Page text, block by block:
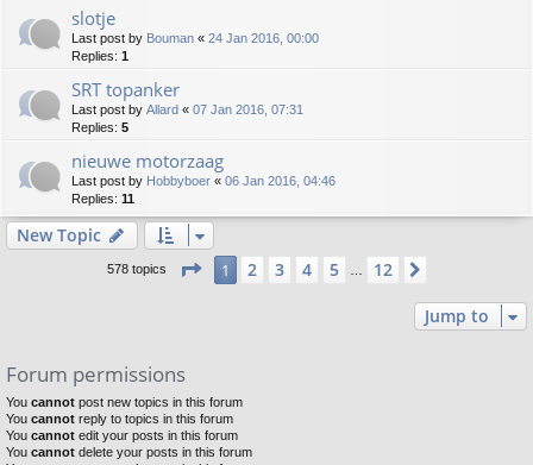
slotje
Last post by Bouman « 24 Jan 2016, 00:00
Replies: 1
SRT topanker
Last post by Allard « 07 Jan 2016, 07:31
Replies: 5
nieuwe motorzaag
Last post by Hobbyboer « 06 Jan 2016, 04:46
Replies: 11
New Topic
578 topics Page 1of12
1 2 3 4 5 12
Jump to
Forum permissions
You cannot post new topics in this forum
You cannot reply to topics in this forum
You cannot edit your posts in this forum
You cannot delete your posts in this forum